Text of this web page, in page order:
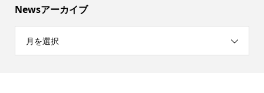
Newsアーカイブ
月を選択